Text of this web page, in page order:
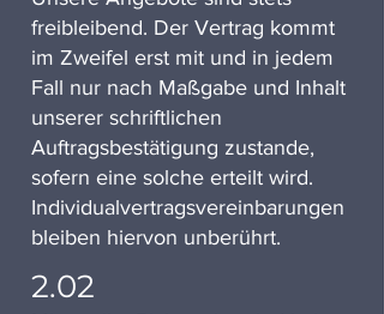
freibleibend. Der Vertrag kommt
im Zweifel erst mit und in jedem
Fall nur nach Maßgabe und Inhalt
unserer schriftlichen
Auftragsbestätigung zustande,
sofern eine solche erteilt wird.
Individualvertragsvereinbarungen
bleiben hiervon unberührt.
2.02